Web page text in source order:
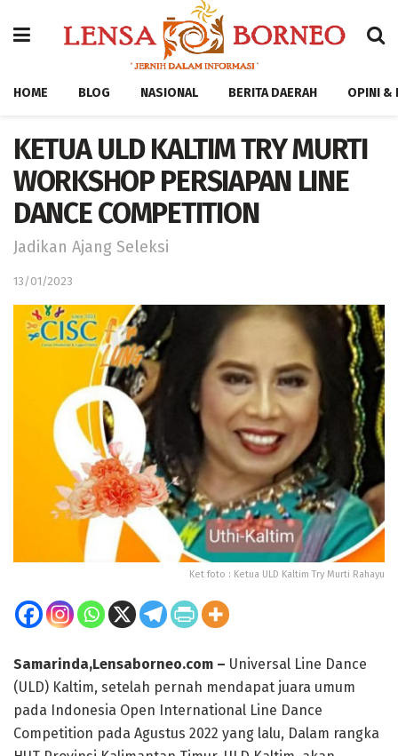
HOME BLOG NASIONAL BERITA DAERAH OPINI &
KETUA ULD KALTIM TRY MURTI
WORKSHOP PERSIAPAN LINE
DANCE COMPETITION
Jadikan Ajang Seleksi
13/01/2023
Ket foto : Ketua ULD Kaltim Try Murti Rahayu
Samarinda,Lensaborneo.com – Universal Line Dance
(ULD) Kaltim, setelah pernah mendapat juara umum
pada Indonesia Open International Line Dance
Competition pada Agustus 2022 yang lalu, Dalam rangka